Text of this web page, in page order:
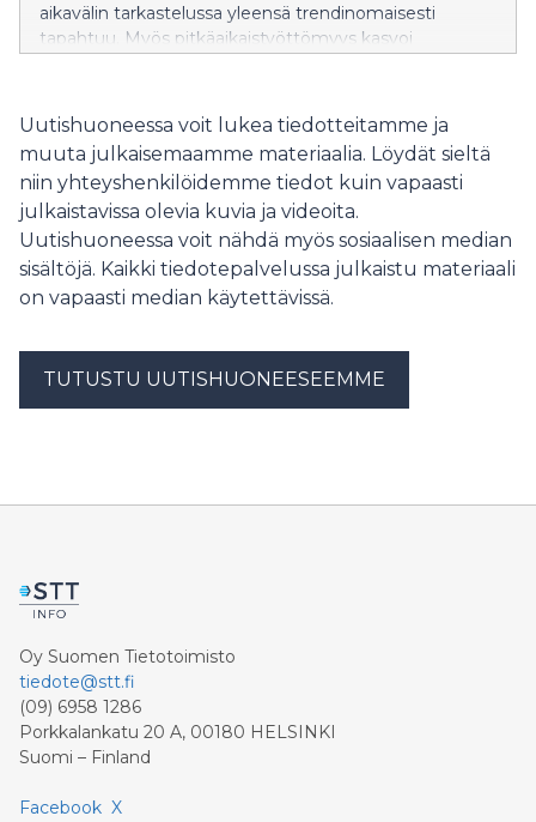
aikavälin tarkastelussa yleensä trendinomaisesti
tapahtuu. Myös pitkäaikaistyöttömyys kasvoi
melko vaisuna, mutta avoimien työpaikkojen määrä
nousi kuitenkin hieman verrattuna vuodentakaiseen.
Uutishuoneessa voit lukea tiedotteitamme ja
muuta julkaisemaamme materiaalia. Löydät sieltä
niin yhteyshenkilöidemme tiedot kuin vapaasti
julkaistavissa olevia kuvia ja videoita.
Uutishuoneessa voit nähdä myös sosiaalisen median
sisältöjä. Kaikki tiedotepalvelussa julkaistu materiaali
on vapaasti median käytettävissä.
TUTUSTU UUTISHUONEESEEMME
Oy Suomen Tietotoimisto
tiedote@stt.fi
(09) 6958 1286
Porkkalankatu 20 A, 00180 HELSINKI
Suomi – Finland
Facebook X